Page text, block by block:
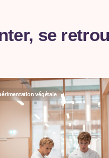
se
végétale